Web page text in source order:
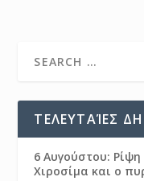
ΤΕΛΕΥΤΑΊΕΣ
6 Αυγούστου:
Χιροσίμα και ο